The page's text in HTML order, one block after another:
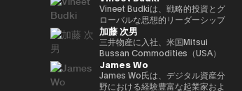
表し、Proof-of-Work Summit、
AusCrypto、Blockchain
Centre、Litecoin Summitでの
基調講演に加え、CIS、
Token2049などでのファイアサ
イドやパネルにも登壇していま
す。 さらにWeb3隣接領域では、
マレーシアのネオバンク（買収済
シアティブに関わるプライベート
投資家、ファミリーオフィス、機
関投資家と密接に連携していま
す。 彼の取り組みは、伝統的な
資本市場と新たなデジタルインフ
ラの融合に焦点を当てており、実
世界資産（RWA）フレームワー
ク、ブロックチェーンを活用した
には、JPモルガンおよびS&P
Globalに在籍し、シンガポール
およびロンドンを拠点に、コーポ
レートバンキングおよびコモディ
ティ市場における専門性を培いま
した。
額は10億ドルを超えています。
ット、機関投資家部門、パートナ
ーシップ、ブロックチェーンプロ
ジェクトの上場、インキュベーシ
ョンおよび投資部門を統括してい
ました。 Ciaraはブロックチェー
ン分野における代表的な女性リー
ダーとして、世界各地のイベント
に招待されています。彼女の
り組みを通じてイノベーションと
社会的インパクトを生み出してい
きたいと考えています。
ジー起業家です。2025年6月、株
式会社イオレ（東証：2334）の
代表取締役社長兼CEOに就任し
ました。現在、同社はAIコンピュ
ートインフラとクリプトネイティ
ブな金融サービスを中核とするテ
クノロジープラットフォームへと
進化を進めています。 また、AI
Vineet Budkiは、戦略的投資とグ
ローバルな思想的リーダーシップ
を通じて Web3 分野の成長を牽
引する、業界を代表する人物であ
る。 1億ドル規模の暗号資産特化
型ファンド Sigma Capital の
CEOとして、分散型エコシステ
ムへの強いコミットメントのも
加藤 次男
三井物産に入社、米国Mitsui
Bussan Commodities（USA）
Inc.CEO、英国Mitsui Bussan
Commodities Ltd COO、本店
商品市場部長、デジタルアセット
James Wo
James Wo氏は、デジタル資産分
野における経験豊富な起業家およ